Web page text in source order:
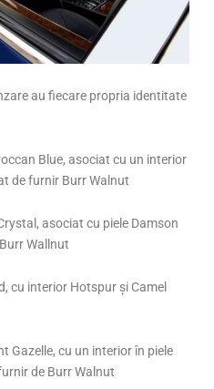
au fiecare propria identitate
Blue, asociat cu un interior
de furnir Burr Walnut
asociat cu piele Damson
Wallnut
cu interior Hotspur și Camel
cu un interior în piele
de Burr Walnut